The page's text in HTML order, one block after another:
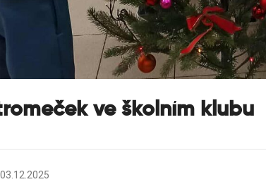
ve školním klubu
03.12.2025